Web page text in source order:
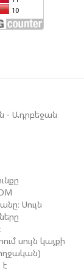
ԹՈՒՐՔԻԱՆ,
ԵՐԿԿՈՂՄ
ՄԱՍԻՆ
- Ադրբեջան
Սույն
սույն կայքի